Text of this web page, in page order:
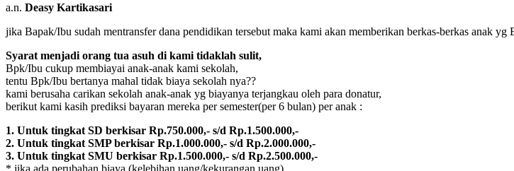
a.n. Deasy Kartikasari
jika Bapak/Ibu sudah mentransfer dana pendidikan tersebut maka kami akan memberikan berkas-berkas anak
Syarat menjadi orang tua asuh di kami tidaklah sulit,
Bpk/Ibu cukup membiayai anak-anak kami sekolah,
tentu Bpk/Ibu bertanya mahal tidak biaya sekolah nya??
kami berusaha carikan sekolah anak-anak yg biayanya terjangkau oleh para donatur,
berikut kami kasih prediksi bayaran mereka per semester(per 6 bulan) per anak :
1. Untuk tingkat SD berkisar Rp.750.000,- s/d Rp.1.500.000,-
2. Untuk tingkat SMP berkisar Rp.1.000.000,- s/d Rp.2.000.000,-
3. Untuk tingkat SMU berkisar Rp.1.500.000,- s/d Rp.2.500.000,-
* jika ada perubahan biaya (kelebihan uang/kekurangan uang)